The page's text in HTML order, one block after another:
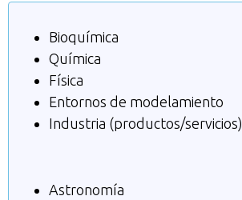
Bioquímica
Química
Física
Entornos de modelamiento
Industria (productos/servicios)
Astronomía